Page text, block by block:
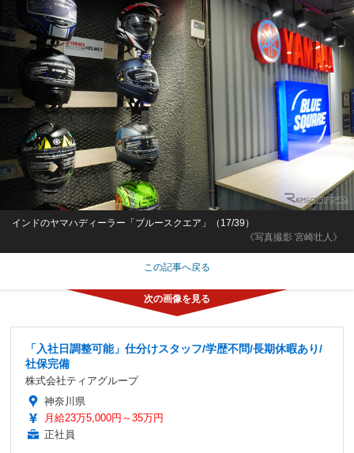
《写真撮影 宮崎壮人》
インドのヤマハディーラー「ブルースクエア」（17/39）
この記事へ戻る
「入社日調整可能」仕分けスタッフ/学歴不問/長期休暇あり/
社保完備
株式会社ティアグループ
神奈川県
月給23万5,000円～35万円
正社員